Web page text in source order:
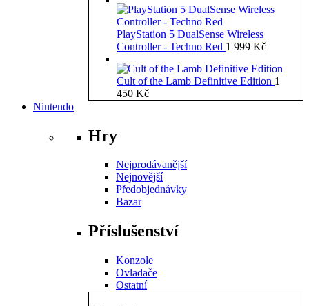
PlayStation 5 DualSense Wireless
Controller - Techno Red 1 999 Kč
Cult of the Lamb Definitive Edition 1
450 Kč
Nintendo
Hry
Nejprodávanější
Nejnovější
Předobjednávky
Bazar
Příslušenství
Konzole
Ovladače
Ostatní